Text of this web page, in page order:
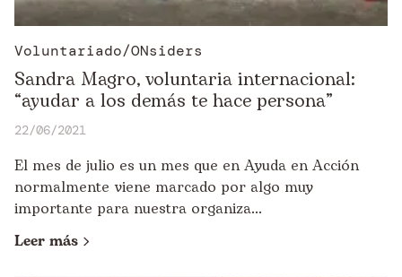
Voluntariado/ONsiders
Sandra Magro, voluntaria internacional:
“ayudar a los demás te hace persona”
22/06/2021
El mes de julio es un mes que en Ayuda en Acción
normalmente viene marcado por algo muy
importante para nuestra organiza...
Leer más